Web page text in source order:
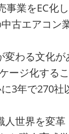
業をEC化
古エアコン
変わる文化が
ージ化する
3年で270社
人世界を変革